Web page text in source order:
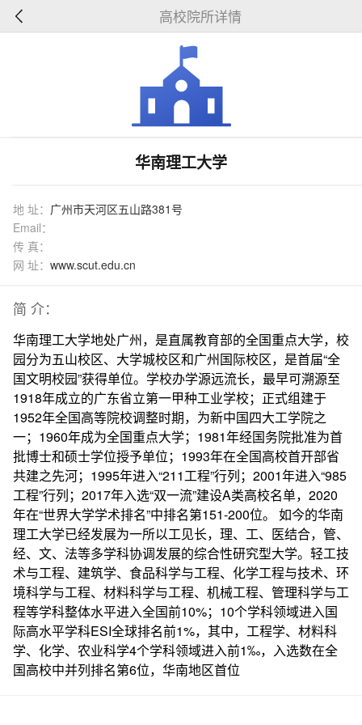
高校院所详情
华南理工大学
地 址： 广州市天河区五山路381号
Email：
传 真：
网 址： www.scut.edu.cn
简 介：
华南理工大学地处广州，是直属教育部的全国重点大学，校
园分为五山校区、大学城校区和广州国际校区，是首届“全
国文明校园”获得单位。学校办学源远流长，最早可溯源至
1918年成立的广东省立第一甲种工业学校；正式组建于
1952年全国高等院校调整时期，为新中国四大工学院之
一；1960年成为全国重点大学；1981年经国务院批准为首
批博士和硕士学位授予单位；1993年在全国高校首开部省
共建之先河；1995年进入“211工程”行列；2001年进入“985
工程”行列；2017年入选“双一流”建设A类高校名单，2020
年在“世界大学学术排名”中排名第151-200位。 如今的华南
理工大学已经发展为一所以工见长，理、工、医结合，管、
经、文、法等多学科协调发展的综合性研究型大学。轻工技
术与工程、建筑学、食品科学与工程、化学工程与技术、环
境科学与工程、材料科学与工程、机械工程、管理科学与工
程等学科整体水平进入全国前10%；10个学科领域进入国
际高水平学科ESI全球排名前1%，其中，工程学、材料科
学、化学、农业科学4个学科领域进入前1‰，入选数在全
国高校中并列排名第6位，华南地区首位